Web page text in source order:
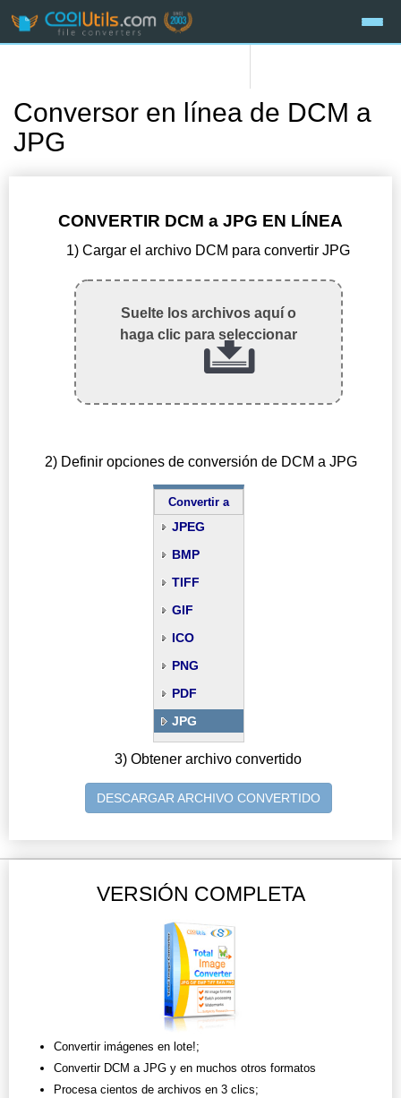
Conversor en línea de DCM a
JPG
CONVERTIR DCM a JPG EN LÍNEA
1) Cargar el archivo DCM para convertir JPG
Suelte los archivos aquí o
haga clic para seleccionar
2) Definir opciones de conversión de DCM a JPG
Convertir a
JPEG
BMP
TIFF
GIF
ICO
PNG
PDF
JPG
3) Obtener archivo convertido
DESCARGAR ARCHIVO CONVERTIDO
VERSIÓN COMPLETA
Convertir imágenes en lote!;
Convertir DCM a JPG y en muchos otros formatos
Procesa cientos de archivos en 3 clics;